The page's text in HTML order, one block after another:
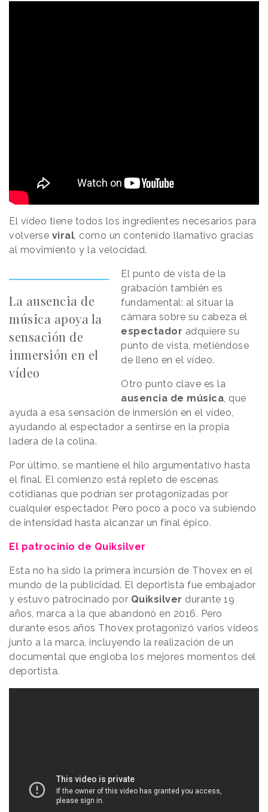
El vídeo tiene todos los ingredientes necesarios para
volverse viral, como un contenido llamativo gracias
al movimiento y la velocidad.
La ausencia de
música apoya la
sensación de
inmersión en el
vídeo
El punto de vista de la
grabación también es
fundamental: al situar la
cámara sobre su cabeza el
espectador adquiere su
punto de vista, metiéndose
de lleno en el vídeo.
Otro punto clave es la
ausencia de música, que
ayuda a esa sensación de inmersión en el vídeo,
ayudando al espectador a sentirse en la propia
ladera de la colina.
Por último, se mantiene el hilo argumentativo hasta
el final. El comienzo está repleto de escenas
cotidianas que podrían ser protagonizadas por
cualquier espectador. Pero poco a poco va subiendo
de intensidad hasta alcanzar un final épico.
El patrocinio de Quiksilver
Esta no ha sido la primera incursión de Thovex en el
mundo de la publicidad. El deportista fue embajador
y estuvo patrocinado por Quiksilver durante 19
años, marca a la que abandonó en 2016. Pero
durante esos años Thovex protagonizó varios vídeos
junto a la marca, incluyendo la realización de un
documental que engloba los mejores momentos del
deportista.